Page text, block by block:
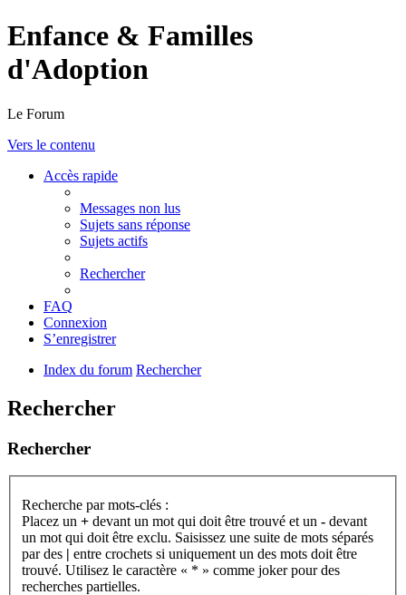
Enfance & Familles
d'Adoption
Le Forum
Vers le contenu
Accès rapide
Messages non lus
Sujets sans réponse
Sujets actifs
Rechercher
FAQ
Connexion
S’enregistrer
Index du forum Rechercher
Rechercher
Rechercher
Recherche par mots-clés :
Placez un + devant un mot qui doit être trouvé et un - devant
un mot qui doit être exclu. Saisissez une suite de mots séparés
par des | entre crochets si uniquement un des mots doit être
trouvé. Utilisez le caractère « * » comme joker pour des
recherches partielles.